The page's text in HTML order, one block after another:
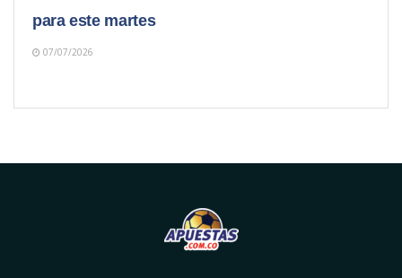
para este martes
07/07/2026